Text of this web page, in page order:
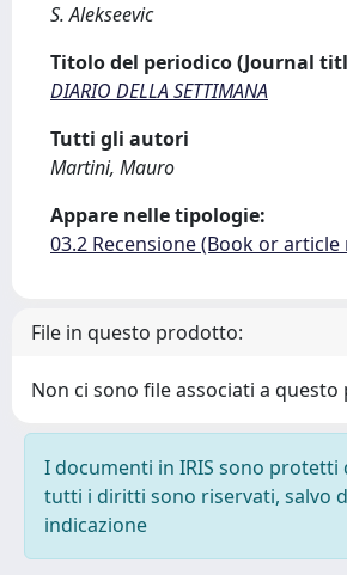
S. Alekseevic
Titolo del periodico (Journal
DIARIO DELLA SETTIMANA
Tutti gli autori
Martini, Mauro
Appare nelle tipologie:
03.2 Recensione (Book or article
File in questo prodotto:
Non ci sono file associati a
I documenti in IRIS sono protetti
tutti i diritti sono riservati, salvo
indicazione